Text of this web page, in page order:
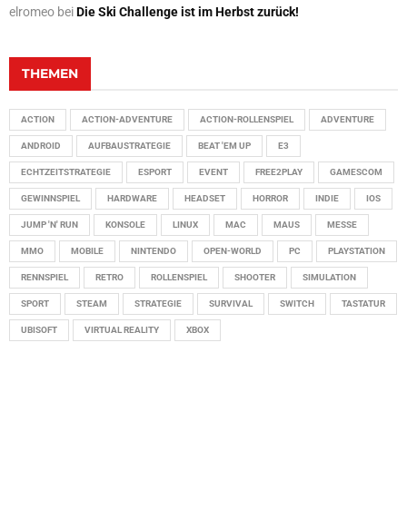
elromeo beiDie Ski Challenge ist im Herbst zurück!
THEMEN
ACTION ACTION-ADVENTURE ACTION-ROLLENSPIEL ADVENTURE
ANDROID AUFBAUSTRATEGIE BEAT 'EM UP E3
ECHTZEITSTRATEGIE ESPORT EVENT FREE2PLAY GAMESCOM
GEWINNSPIEL HARDWARE HEADSET HORROR INDIE IOS
JUMP 'N' RUN KONSOLE LINUX MAC MAUS MESSE
MMO MOBILE NINTENDO OPEN-WORLD PC PLAYSTATION
RENNSPIEL RETRO ROLLENSPIEL SHOOTER SIMULATION
SPORT STEAM STRATEGIE SURVIVAL SWITCH TASTATUR
UBISOFT VIRTUAL REALITY XBOX